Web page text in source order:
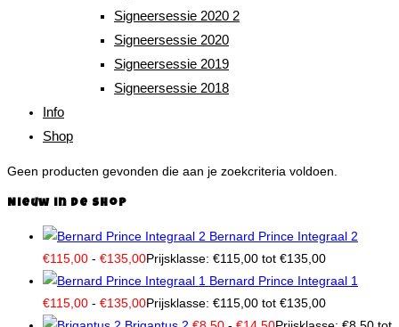
Signeersessie 2020 2
Signeersessie 2020
Signeersessie 2019
Signeersessie 2018
Info
Shop
Geen producten gevonden die aan je zoekcriteria voldoen.
Nieuw in de shop
Bernard Prince Integraal 2
€115,00 - €135,00Prijsklasse: €115,00 tot €135,00
Bernard Prince Integraal 1
€115,00 - €135,00Prijsklasse: €115,00 tot €135,00